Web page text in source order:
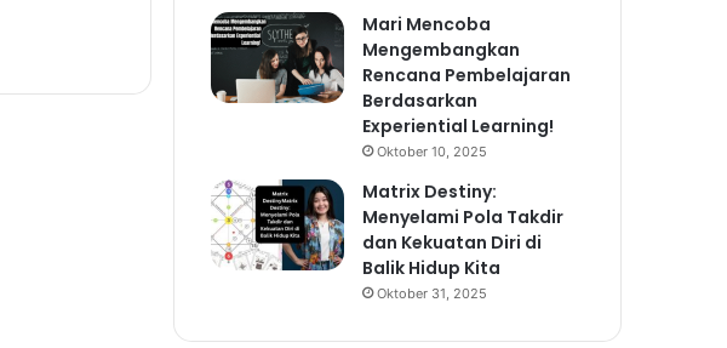
Mari Mencoba
Mengembangkan
Rencana Pembelajaran
Berdasarkan
Experiential Learning!
Oktober 10, 2025
Matrix Destiny:
Menyelami Pola Takdir
dan Kekuatan Diri di
Balik Hidup Kita
Oktober 31, 2025